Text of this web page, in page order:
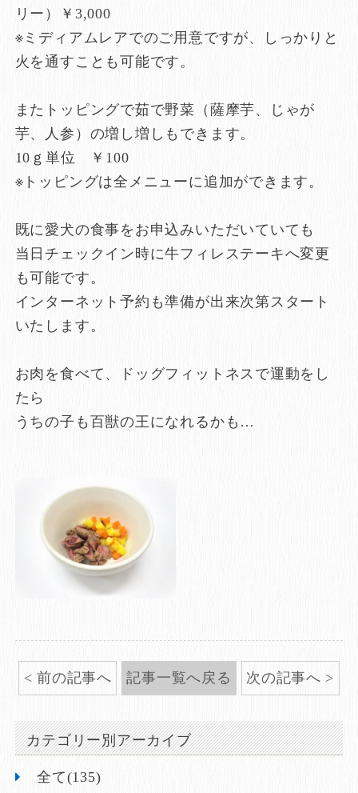
リー）￥3,000
※ミディアムレアでのご用意ですが、しっかりと
火を通すことも可能です。
またトッピングで茹で野菜（薩摩芋、じゃが
芋、人参）の増し増しもできます。
10ｇ単位 ￥100
※トッピングは全メニューに追加ができます。
既に愛犬の食事をお申込みいただいていても
当日チェックイン時に牛フィレステーキへ変更
も可能です。
インターネット予約も準備が出来次第スタート
いたします。
お肉を食べて、ドッグフィットネスで運動をし
たら
うちの子も百獣の王になれるかも…
前の記事へ 記事一覧へ戻る 次の記事へ
カテゴリー別アーカイブ
全て(135)